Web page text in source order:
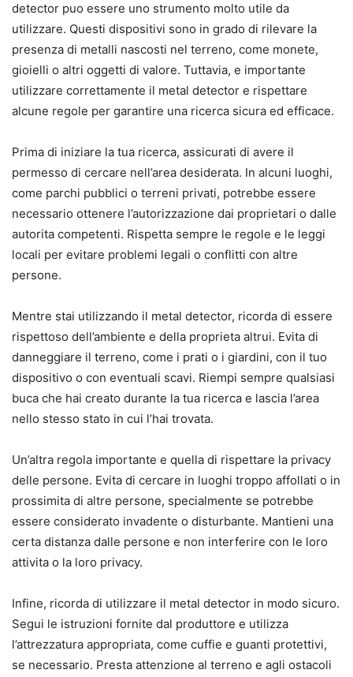
detector puo essere uno strumento molto utile da
utilizzare. Questi dispositivi sono in grado di rilevare la
presenza di metalli nascosti nel terreno, come monete,
gioielli o altri oggetti di valore. Tuttavia, e importante
utilizzare correttamente il metal detector e rispettare
alcune regole per garantire una ricerca sicura ed efficace.
Prima di iniziare la tua ricerca, assicurati di avere il
permesso di cercare nell’area desiderata. In alcuni luoghi,
come parchi pubblici o terreni privati, potrebbe essere
necessario ottenere l’autorizzazione dai proprietari o dalle
autorita competenti. Rispetta sempre le regole e le leggi
locali per evitare problemi legali o conflitti con altre
persone.
Mentre stai utilizzando il metal detector, ricorda di essere
rispettoso dell’ambiente e della proprieta altrui. Evita di
danneggiare il terreno, come i prati o i giardini, con il tuo
dispositivo o con eventuali scavi. Riempi sempre qualsiasi
buca che hai creato durante la tua ricerca e lascia l’area
nello stesso stato in cui l’hai trovata.
Un’altra regola importante e quella di rispettare la privacy
delle persone. Evita di cercare in luoghi troppo affollati o in
prossimita di altre persone, specialmente se potrebbe
essere considerato invadente o disturbante. Mantieni una
certa distanza dalle persone e non interferire con le loro
attivita o la loro privacy.
Infine, ricorda di utilizzare il metal detector in modo sicuro.
Segui le istruzioni fornite dal produttore e utilizza
l’attrezzatura appropriata, come cuffie e guanti protettivi,
se necessario. Presta attenzione al terreno e agli ostacoli